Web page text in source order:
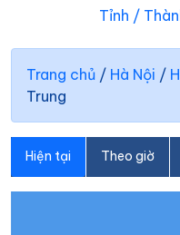
Tỉnh /
Trang chủ / Hà Nội /
Trung
Hiện tại Theo giờ